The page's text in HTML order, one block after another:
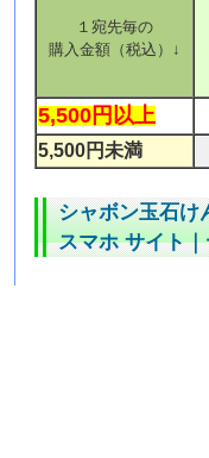
１宛先毎の
購入金額（税込）↓
5,500円以上
5,500円未満
シャボン玉石け
スマホ サイト｜